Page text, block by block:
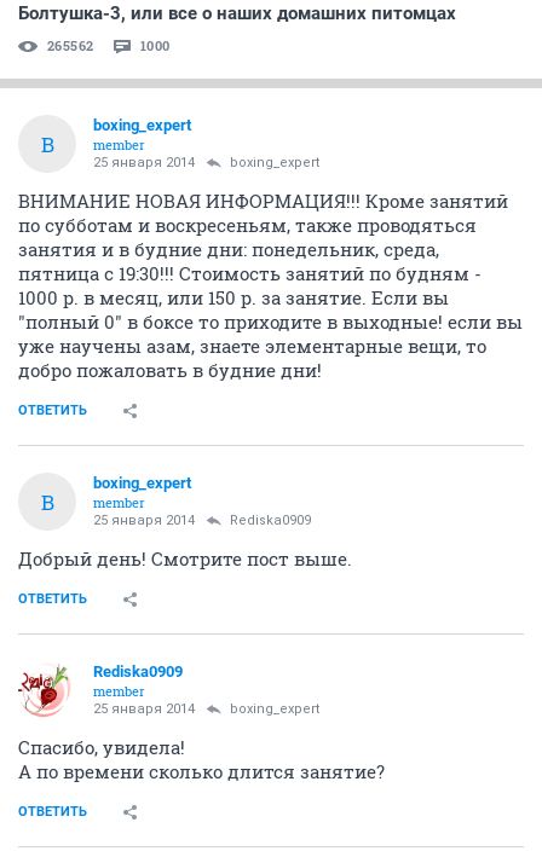
Болтушка-3, или все о наших домашних питомцах
265562 1000
B
boxing_expert
member
25 января 2014 boxing_expert
ВНИМАНИЕ НОВАЯ ИНФОРМАЦИЯ!!! Кроме занятий
по субботам и воскресеньям, также проводяться
занятия и в будние дни: понедельник, среда,
пятница с 19:30!!! Стоимость занятий по будням -
1000 р. в месяц, или 150 р. за занятие. Если вы
"полный 0" в боксе то приходите в выходные! если вы
уже научены азам, знаете элементарные вещи, то
добро пожаловать в будние дни!
ОТВЕТИТЬ
B
boxing_expert
member
25 января 2014 Rediska0909
Добрый день! Смотрите пост выше.
ОТВЕТИТЬ
Rediska0909
member
25 января 2014 boxing_expert
Спасибо, увидела!
А по времени сколько длится занятие?
ОТВЕТИТЬ